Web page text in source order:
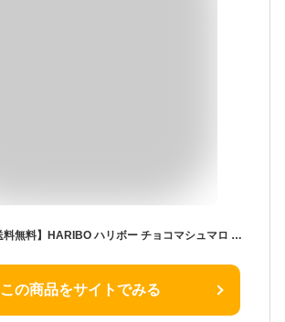
【国内発送】 【送料無料】HARIBO ハリボー チョコマシュマロ Chamallows 200g x 1個
この商品をサイトでみる